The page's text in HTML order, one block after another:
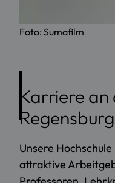
Foto: Sumafilm
Karriere an
Regensburg
Unsere
attraktive